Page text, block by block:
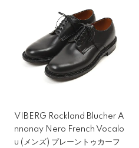
VIBERG Rockland Blucher A
nnonay Nero French Vocalo
u (メンズ) プレーントゥカーフ